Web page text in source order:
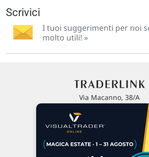
Scrivici
I tuoi suggerimenti per noi
molto utili! »
Via Macanno, 38/A
P.IVA 02 452 460 401
Chi siamo